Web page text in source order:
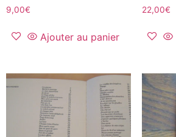
9,00€
Ajouter au panier
22,00€